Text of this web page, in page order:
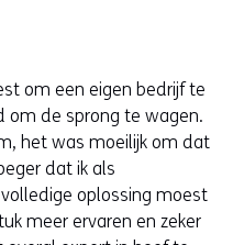
om een eigen bedrijf te
om de sprong te wagen.
het was moeilijk om dat
dat ik als
oplossing moest
meer ervaren en zeker